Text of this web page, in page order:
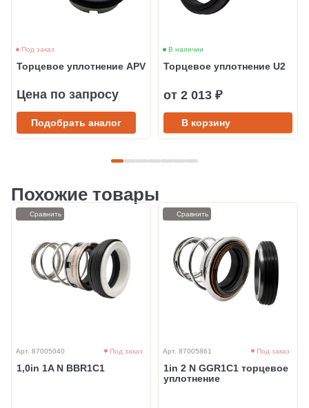
Под заказ
Торцевое уплотнение APV
Цена по запросу
Подобрать аналог
В наличии
Торцевое уплотнение U2
от 2 013 ₽
В корзину
Похожие товары
Арт. 87005040 Под заказ
1,0in 1A N BBR1C1
Сравнить
Арт. 87005861 Под заказ
1in 2 N GGR1C1 торцевое
уплотнение
Сравнить